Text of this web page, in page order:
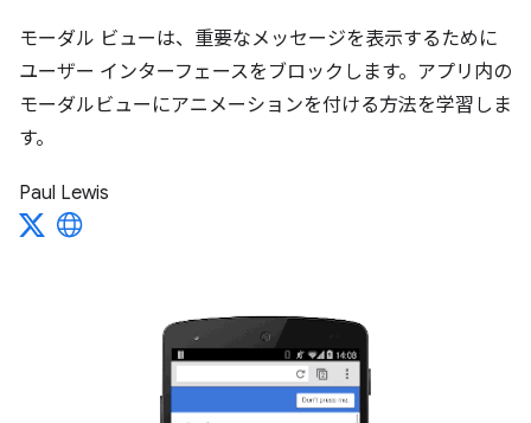
モーダル ビューは、重要なメッセージを表示するために
ユーザー インターフェースをブロックします。アプリ内の
モーダルビューにアニメーションを付ける方法を学習しま
す。
Paul Lewis